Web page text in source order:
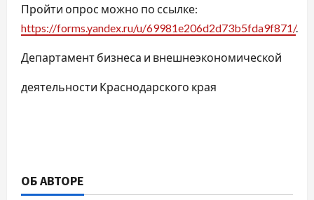
Пройти опрос можно по ссылке:
https://forms.yandex.ru/u/69981e206d2d73b5fda9f871/.
Департамент бизнеса и внешнеэкономической
деятельности Краснодарского края
ОБ АВТОРЕ